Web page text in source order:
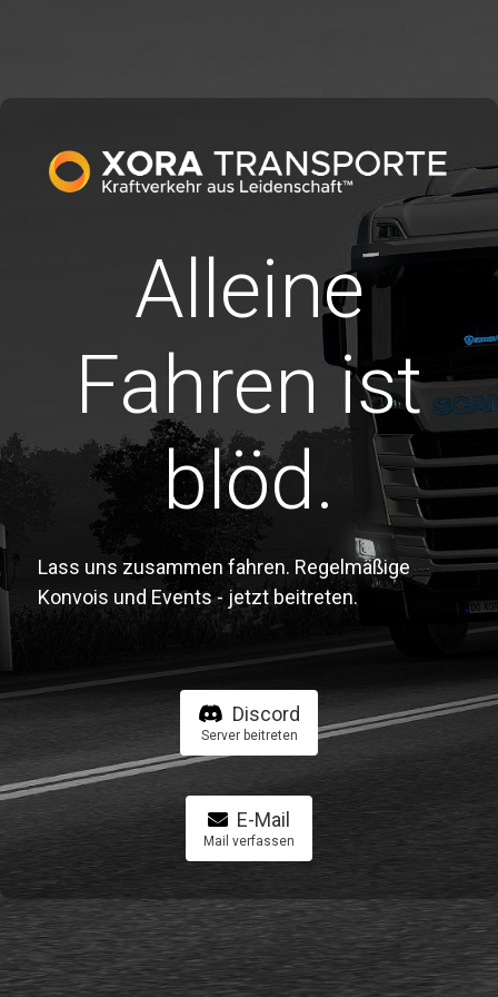
Alleine
Fahren ist
blöd.
Lass uns zusammen fahren. Regelmäßige
Konvois und Events - jetzt beitreten.
Discord
Server beitreten
E-Mail
Mail verfassen